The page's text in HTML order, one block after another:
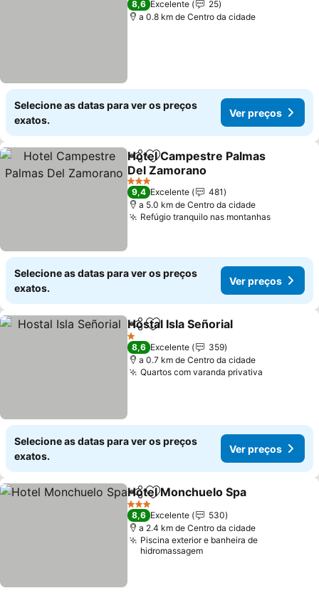
8,6 Excelente
25
a 0.8 km de Centro da cidade
Selecione as datas para ver os preços
exatos.
Ver preços
PartilharAdicionar aos favoritos
Hotel Campestre Palmas
Del Zamorano
Ver preços
3 Estrelas
9,4 Excelente
481
a 5.0 km de Centro da cidade
Refúgio tranquilo nas montanhasVer
Selecione as datas para ver os preços
exatos.
Ver preços
PartilharAdicionar aos favoritos
Hostal Isla Señorial
1 Estrelas
8,6 Excelente
359
a 0.7 km de Centro da cidade
Quartos com varanda privativa
Selecione as datas para ver os preços
exatos.
Ver preços
PartilharAdicionar aos favoritos
Hotel Monchuelo Spa
3 Estrelas
8,6 Excelente
530
a 2.4 km de Centro da cidade
Piscina exterior e banheira de
hidromassagem